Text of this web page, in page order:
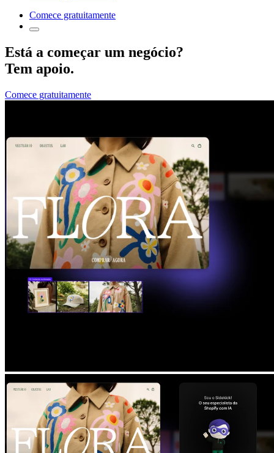
Comece gratuitamente
Está a começar um negócio?
Tem apoio.
Comece gratuitamente